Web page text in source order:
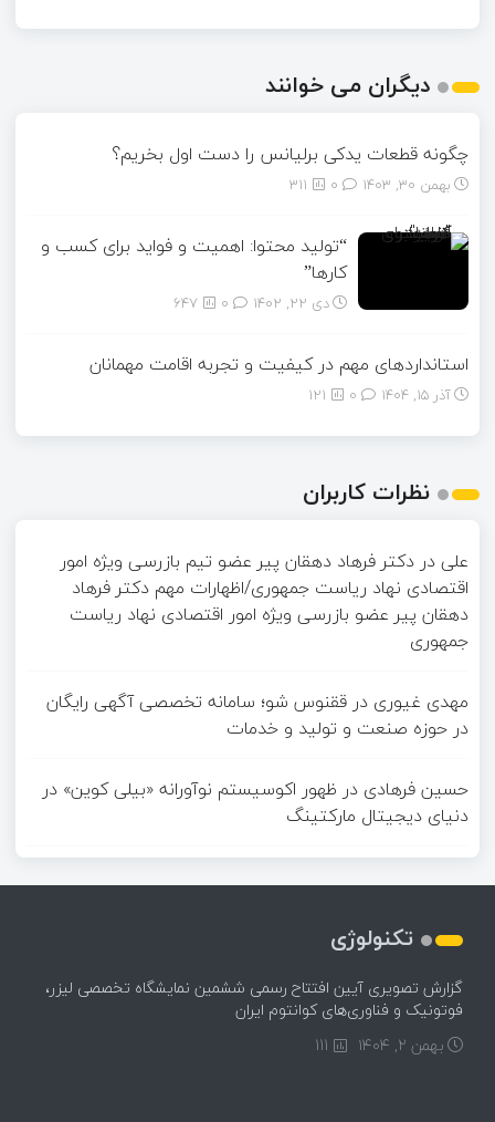
دیگران می خوانند
چگونه قطعات یدکی برلیانس را دست اول بخریم؟
بهمن ۳۰, ۱۴۰۳ 311
“تولید محتوا: اهمیت و فواید برای کسب و
کارها”
دی ۲۲, ۱۴۰۲ 647
استانداردهای مهم در کیفیت و تجربه اقامت مهمانان
آذر ۱۵, ۱۴۰۴ 121
نظرات کاربران
علیدر دکتر فرهاد دهقان پیر عضو تيم بازرسی ويژه امور
اقتصادی نهاد رياست جمهوری/اظهارات مهم دکتر فرهاد
دهقان پیر عضو بازرسی ویژه امور اقتصادی نهاد ریاست
جمهوری
مهدی غیوری در ققنوس شو؛ سامانه تخصصی آگهی رایگان
در حوزه صنعت و تولید و خدمات
حسین فرهادی در ظهور اکوسیستم نوآورانه «بیلی کوین» در
دنیای دیجیتال مارکتینگ
تکنولوژی
گزارش تصویری آیین افتتاح رسمی ششمین نمایشگاه تخصصی لیزر،
فوتونیک و فناوری‌های کوانتوم ایران
بهمن ۲, ۱۴۰۴
111